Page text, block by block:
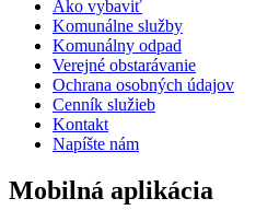
Ako vybaviť
Komunálne služby
Komunálny odpad
Verejné obstarávanie
Ochrana osobných údajov
Cenník služieb
Kontakt
Napíšte nám
Mobilná aplikácia